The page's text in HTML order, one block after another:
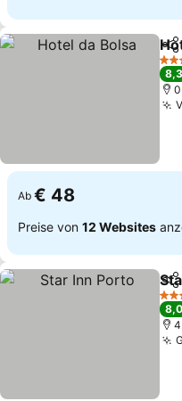
3
8,3
Ab € 48
Preise von 12 Websites
3
8,0